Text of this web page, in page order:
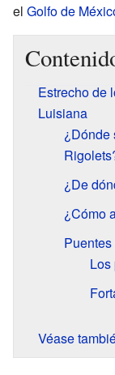
el Golfo de
Estrecho de
Luisiana
¿Dónde
¿De
¿Cómo
Los
Véase